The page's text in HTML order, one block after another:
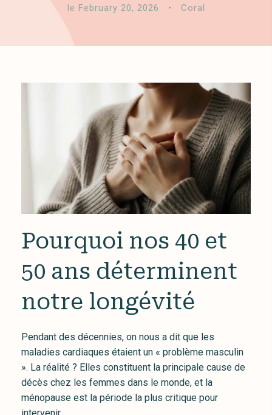
le February 20, 2026 • Coral
Pourquoi nos 40 et
50 ans déterminent
notre longévité
Pendant des décennies, on nous a dit que les
maladies cardiaques étaient un « problème masculin
». La réalité ? Elles constituent la principale cause de
décès chez les femmes dans le monde, et la
ménopause est la période la plus critique pour